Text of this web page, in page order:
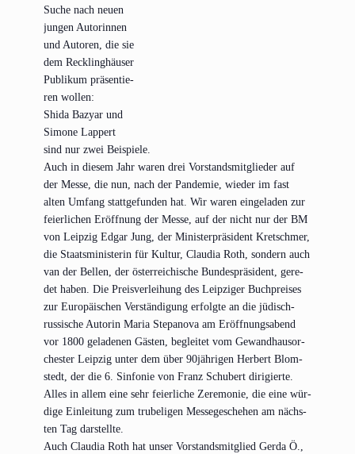
Suche nach neu­en
jun­gen Autorin­nen
und Autoren, die sie
dem Reck­ling­häu­ser
Publi­kum prä­sen­tie­
ren wollen:
Shi­da Bazyar und
Simo­ne Lap­pert
sind nur zwei Beispiele.
Auch in die­sem Jahr waren drei Vor­stands­mit­glie­der auf
der Mes­se, die nun, nach der Pan­de­mie, wie­der im fast
alten Umfang statt­ge­fun­den hat. Wir waren ein­ge­la­den zur
fei­er­li­chen Eröff­nung der Mes­se, auf der nicht nur der BM
von Leip­zig Edgar Jung, der Minis­ter­prä­si­dent Kret­schmer,
die Staats­mi­nis­te­rin für Kul­tur, Clau­dia Roth, son­dern auch
van der Bel­len, der öster­rei­chi­sche Bun­des­prä­si­dent, gere­
det haben. Die Preis­ver­lei­hung des Leip­zi­ger Buch­prei­ses
zur Euro­päi­schen Ver­stän­di­gung erfolg­te an die jüdisch-
rus­si­sche Autorin Maria Ste­pa­no­va am Eröff­nungs­abend
vor 1800 gela­de­nen Gäs­ten, beglei­tet vom Gewand­haus­or­
ches­ter Leip­zig unter dem über 90jährigen Her­bert Blom­
stedt, der die 6. Sin­fo­nie von Franz Schu­bert diri­gier­te.
Alles in allem eine sehr fei­er­li­che Zere­mo­nie, die eine wür­
di­ge Ein­lei­tung zum tru­beli­gen Mes­se­ge­sche­hen am nächs­
ten Tag darstellte.
Auch Clau­dia Roth hat unser Vor­stands­mit­glied Ger­da Ö.,